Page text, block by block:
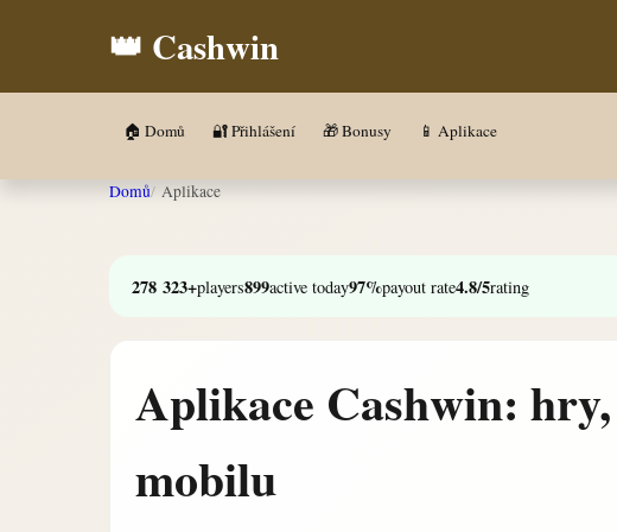
👑 Cashwin
🏠 Domů 🔐 Přihlášení 🎁 Bonusy 📱 Aplikace
Domů Aplikace
278 323+players899active today97%payout rate4.8/5rating
Aplikace Cashwin:
mobilu